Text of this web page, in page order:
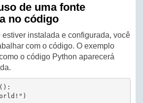
de uma fonte
no código
estiver instalada e configurada, você
com o código. O exemplo
o código Python aparecerá